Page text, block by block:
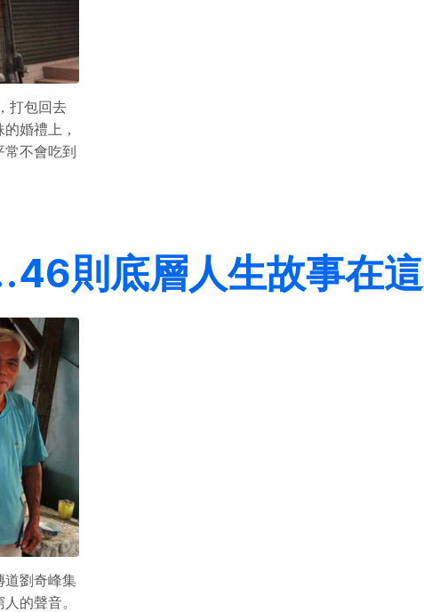
打包回去
婚禮上，
常不會吃到
則底層人生故事在這
道劉奇峰集
的聲音。